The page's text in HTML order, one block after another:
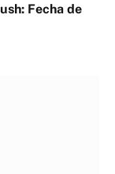
Fecha de